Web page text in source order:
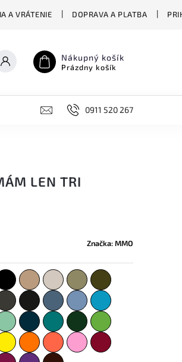
A VRÁTENIE DOPRAVA A PLATBA
Nákupný košík
Prázdny košík
DOPLNKY STREET
0911 520 267
LEN TRI
Značka:MMO